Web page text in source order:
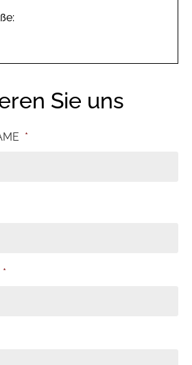
Sie uns
*
*